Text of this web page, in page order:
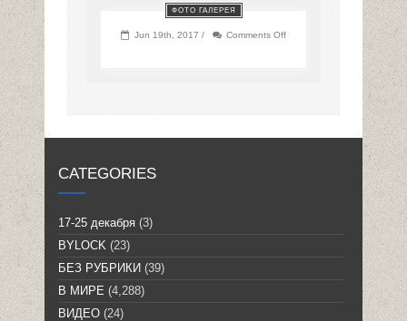
ФОТО ГАЛЕРЕЯ
Jun 19th, 2017 / Comments Off
CATEGORIES
17-25 декабря (3)
BYLOCK (23)
БЕЗ РУБРИКИ (39)
В МИРЕ (4,288)
ВИДЕО (24)